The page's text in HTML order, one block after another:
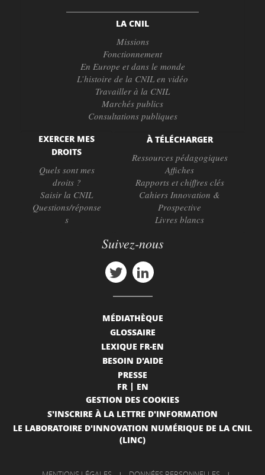
LA CNIL
Missions
Fonctionnement
En Europe et dans le monde
L’histoire de la CNIL en vidéo
Travailler à la CNIL
Marchés publics
Consultations publiques
EXERCER MES
DROITS
Quels sont mes
droits ?
Saisir la CNIL
Questions/réponse
s
À TÉLÉCHARGER
Ressources pédagogiques
Affiches
Rapports et chiffres clés
Cahiers Innovation &
Prospective
Livres blancs
Suivez-nous
MÉDIATHÈQUE
GLOSSAIRE
LEXIQUE FR-EN
BESOIN D'AIDE
PRESSE
FR
EN
GESTION DES COOKIES
S'INSCRIRE À LA LETTRE D'INFORMATION
LE LABORATOIRE D'INNOVATION NUMÉRIQUE DE LA CNIL
(LINC)